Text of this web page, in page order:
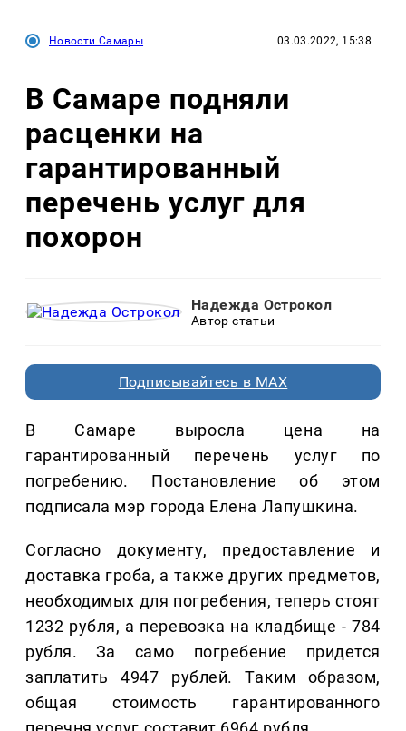
Новости Самары 03.03.2022, 15:38
В Самаре подняли
расценки на
гарантированный
перечень услуг для
похорон
Надежда Острокол
Автор статьи
Подписывайтесь в MAX
В Самаре выросла цена на
гарантированный перечень услуг по
погребению. Постановление об этом
подписала мэр города Елена Лапушкина.
Согласно документу, предоставление и
доставка гроба, а также других предметов,
необходимых для погребения, теперь стоят
1232 рубля, а перевозка на кладбище - 784
рубля. За само погребение придется
заплатить 4947 рублей. Таким образом,
общая стоимость гарантированного